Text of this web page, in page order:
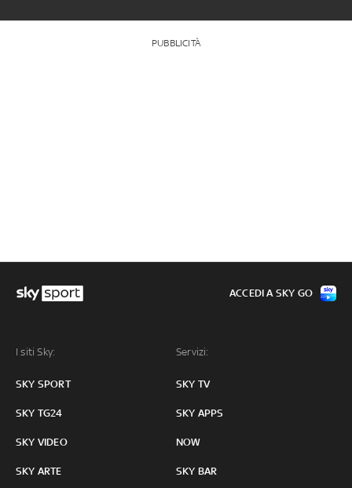
PUBBLICITÀ
I siti Sky:
SKY SPORT
SKY TG24
SKY VIDEO
SKY ARTE
Servizi:
SKY TV
SKY APPS
NOW
SKY BAR
ACCEDI A SKY GO